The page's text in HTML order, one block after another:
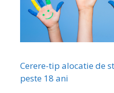
Cerere-tip alocatie de
peste 18 ani